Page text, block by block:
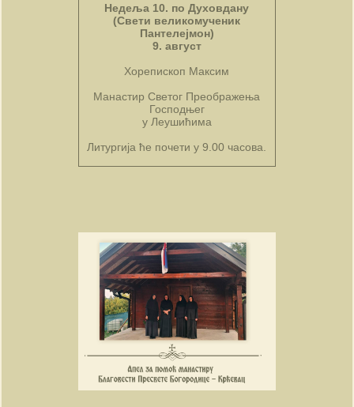
Недеља 10. по Духовдану
(Свети великомученик
Пантелејмон)
9. август
Хорепископ Максим
Манастир Светог Преображења
Господњег
у Леушићима
Литургија ће почети у 9.00 часова.